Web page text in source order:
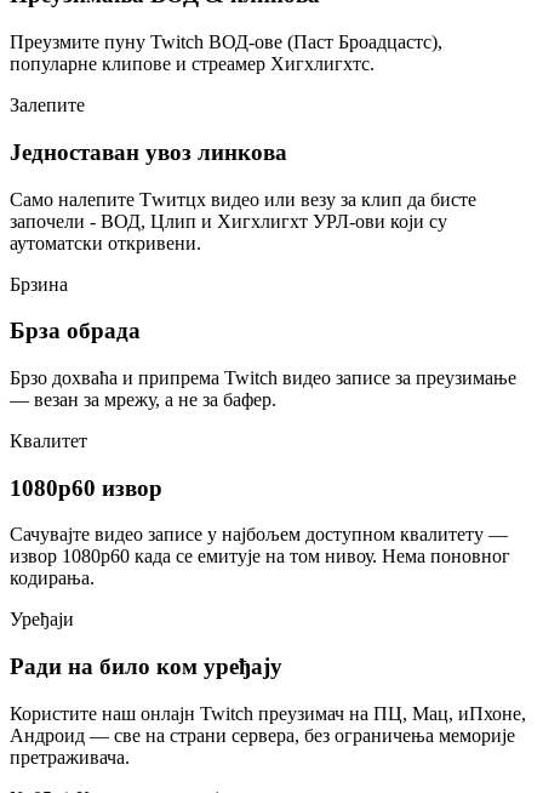
Преузмите пуну Twitch ВОД-ове (Паст Броадцастс),
популарне клипове и стреамер Хигхлигхтс.
Залепите
Једноставан увоз линкова
Само налепите Тwитцх видео или везу за клип да бисте
започели - ВОД, Цлип и Хигхлигхт УРЛ-ови који су
аутоматски откривени.
Брзина
Брза обрада
Брзо дохваћа и припрема Twitch видео записе за преузимање
— везан за мрежу, а не за бафер.
Квалитет
1080p60 извор
Сачувајте видео записе у најбољем доступном квалитету —
извор 1080p60 када се емитује на том нивоу. Нема поновног
кодирања.
Уређаји
Ради на било ком уређају
Користите наш онлајн Twitch преузимач на ПЦ, Мац, иПхоне,
Андроид — све на страни сервера, без ограничења меморије
претраживача.